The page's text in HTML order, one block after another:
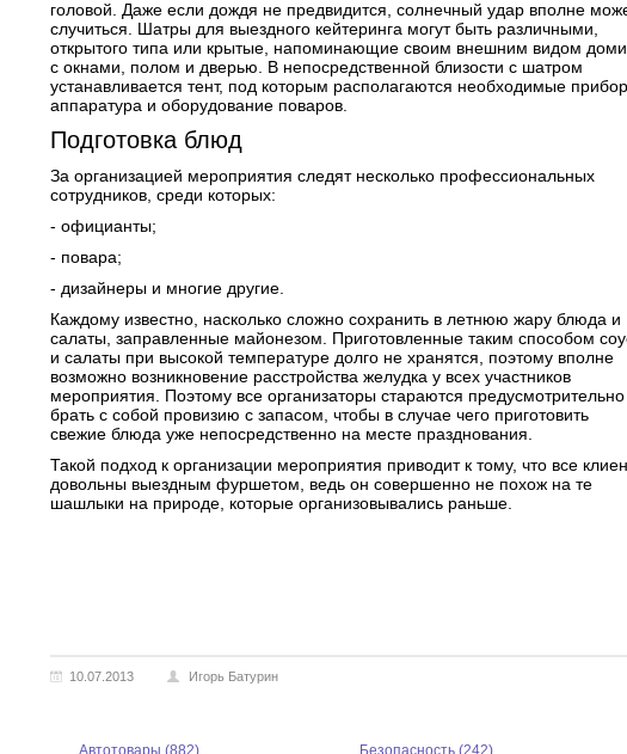
головой. Даже если дождя не предвидится, солнечный удар вполне
случиться. Шатры для выездного кейтеринга могут быть различными,
открытого типа или крытые, напоминающие своим внешним видом
с окнами, полом и дверью. В непосредственной близости с шатром
устанавливается тент, под которым располагаются необходимые
аппаратура и оборудование поваров.
Подготовка блюд
За организацией мероприятия следят несколько профессиональных
сотрудников, среди которых:
- официанты;
- повара;
- дизайнеры и многие другие.
Каждому известно, насколько сложно сохранить в летнюю жару блюда и
салаты, заправленные майонезом. Приготовленные таким способом
и салаты при высокой температуре долго не хранятся, поэтому вполне
возможно возникновение расстройства желудка у всех участников
мероприятия. Поэтому все организаторы стараются предусмотрительно
брать с собой провизию с запасом, чтобы в случае чего приготовить
свежие блюда уже непосредственно на месте празднования.
Такой подход к организации мероприятия приводит к тому, что все
довольны выездным фуршетом, ведь он совершенно не похож на те
шашлыки на природе, которые организовывались раньше.
10.07.2013 Игорь Батурин
Автотовары (882) Безопасность (242)